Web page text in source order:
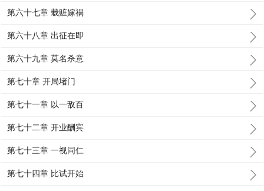
第六十七章 栽赃嫁祸
第六十八章 出征在即
第六十九章 莫名杀意
第七十章 开局堵门
第七十一章 以一敌百
第七十二章 开业酬宾
第七十三章 一视同仁
第七十四章 比试开始